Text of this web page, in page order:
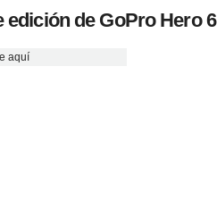
de GoPro Hero 6
aquí